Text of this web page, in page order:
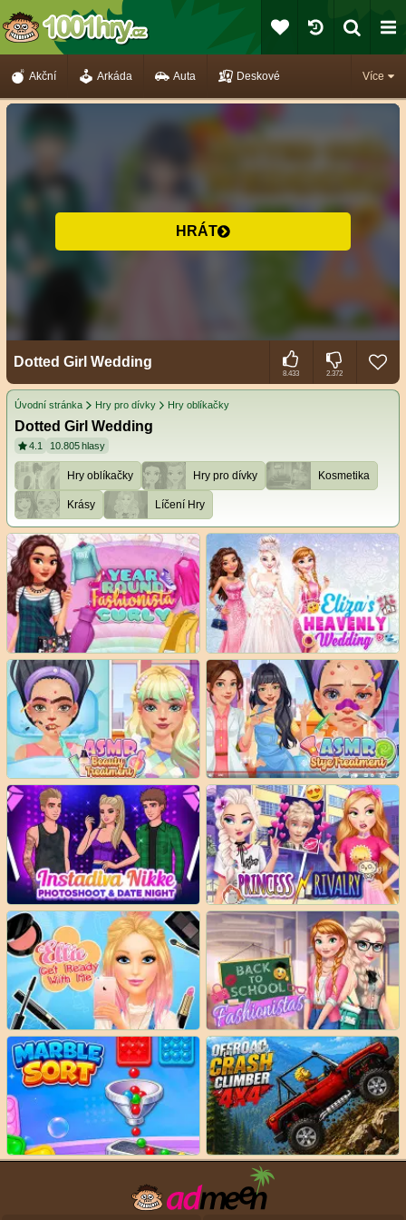
Více
Akční Arkáda Auta Deskové
HRÁT
Dotted Girl Wedding
8.433 2.372
Úvodní stránka Hry pro dívky Hry oblíkačky
Dotted Girl Wedding
4.1 10.805 hlasy
Hry oblíkačky Hry pro dívky Kosmetika
Krásy Líčení Hry